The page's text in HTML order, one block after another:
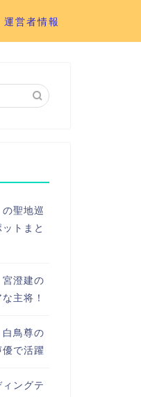
運営者情報
聖地巡
トまと
澄建の
主将！
白鳥尊の
で活躍
ィングテ